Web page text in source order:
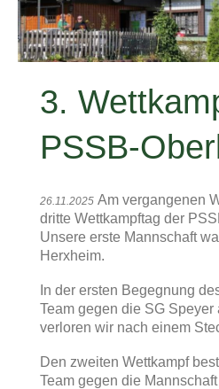
3.
PSSB-
26.11.2025 Am vergangenen
dritte Wettkampftag der
Unsere erste Mannschaft
Herxheim.
In der ersten Begegnung
Team gegen die SG
verloren wir nach einem
Den zweiten Wettkampf
Team gegen die